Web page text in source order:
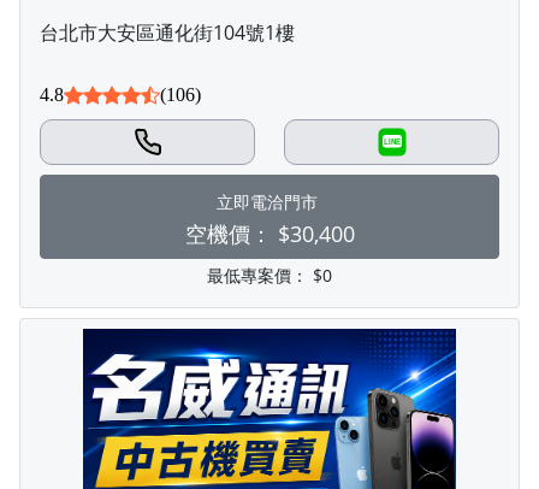
台北市大安區通化街104號1樓
4.8 (106)
LINE
立即電洽門市
空機價： $30,400
最低專案價： $0